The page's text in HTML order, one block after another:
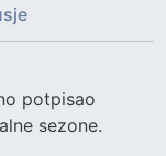
potpisao
sezone.